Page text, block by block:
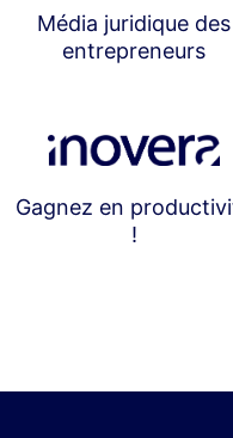
Média juridique des
entrepreneurs
Gagnez en
!